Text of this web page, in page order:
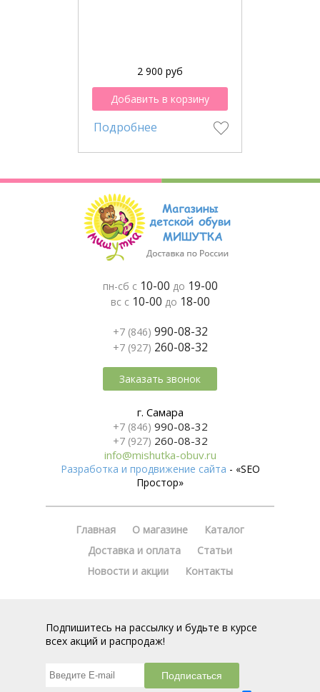
2 900 руб
Добавить в корзину
Подробнее
пн-сб с 10-00 до 19-00
вс с 10-00 до 18-00
+7 (846) 990-08-32
+7 (927) 260-08-32
Заказать звонок
г. Самара
+7 (846) 990-08-32
+7 (927) 260-08-32
info@mishutka-obuv.ru
Разработка и продвижение сайта - «SEO
Простор»
Главная О магазине
Каталог
Доставка и оплата
Статьи
Новости и акции
Контакты
Подпишитесь на рассылку и будьте в курсе
всех акций и распродаж!